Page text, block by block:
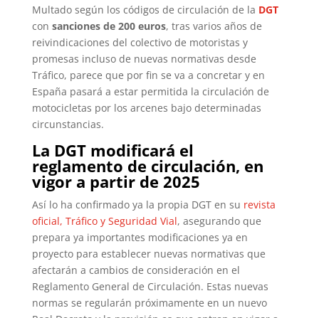
Multado según los códigos de circulación de la DGT
con sanciones de 200 euros, tras varios años de
reivindicaciones del colectivo de motoristas y
promesas incluso de nuevas normativas desde
Tráfico, parece que por fin se va a concretar y en
España pasará a estar permitida la circulación de
motocicletas por los arcenes bajo determinadas
circunstancias.
La DGT modificará el
reglamento de circulación, en
vigor a partir de 2025
Así lo ha confirmado ya la propia DGT en su revista
oficial, Tráfico y Seguridad Vial, asegurando que
prepara ya importantes modificaciones ya en
proyecto para establecer nuevas normativas que
afectarán a cambios de consideración en el
Reglamento General de Circulación. Estas nuevas
normas se regularán próximamente en un nuevo